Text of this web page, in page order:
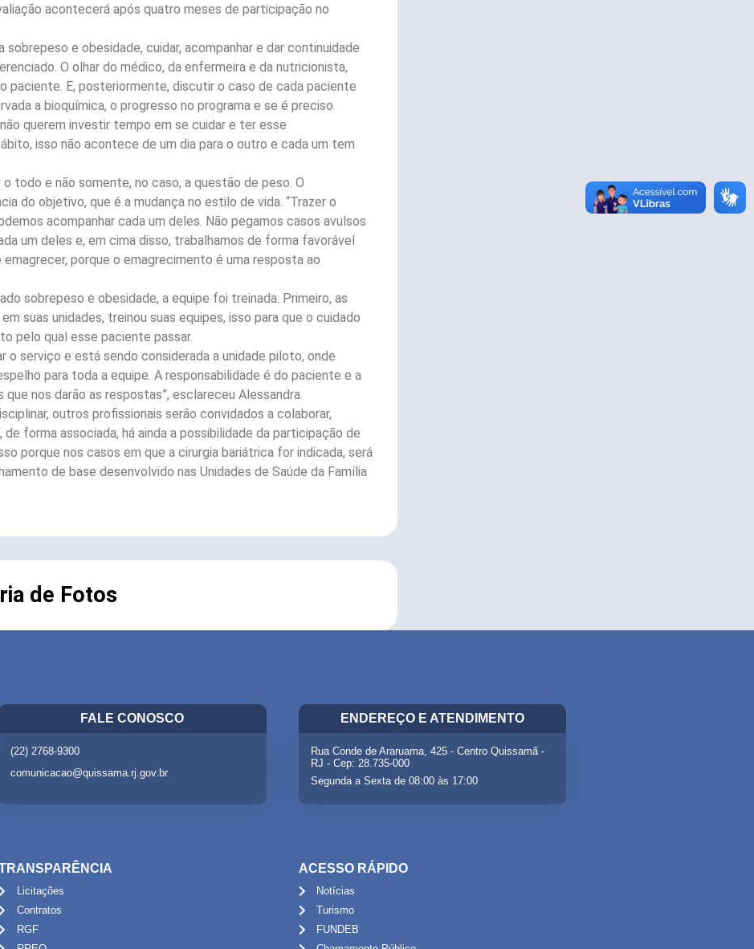
acontecerá após quatro meses de participação no
e obesidade, cuidar, acompanhar e dar continuidade
O olhar do médico, da enfermeira e da nutricionista,
E, posteriormente, discutir o caso de cada paciente
a bioquímica, o progresso no programa e se é preciso
querem investir tempo em se cuidar e ter esse
isso não acontece de um dia para o outro e cada um tem
todo e não somente, no caso, a questão de peso. O
do objetivo, que é a mudança no estilo de vida. “Trazer o
acompanhar cada um deles. Não pegamos casos avulsos
um deles e, em cima disso, trabalhamos de forma favorável
porque o emagrecimento é uma resposta ao
sobrepeso e obesidade, a equipe foi treinada. Primeiro, as
suas unidades, treinou suas equipes, isso para que o cuidado
pelo qual esse paciente passar.
o serviço e está sendo considerada a unidade piloto, onde
para toda a equipe. A responsabilidade é do paciente e a
nos darão as respostas”, esclareceu Alessandra.
outros profissionais serão convidados a colaborar,
forma associada, há ainda a possibilidade da participação de
porque nos casos em que a cirurgia bariátrica for indicada, será
de base desenvolvido nas Unidades de Saúde da Família
de Fotos
FALE CONOSCO
(22) 2768-9300
comunicacao@quissama.rj.gov.br
ENDEREÇO E ATENDIMENTO
Rua Conde de Araruama, 425 - Centro Quissamã -
RJ - Cep: 28.735-000
Segunda a Sexta de 08:00 às 17:00
Licitações
Contratos
RGF
ACESSO RÁPIDO
Notícias
Turismo
FUNDEB